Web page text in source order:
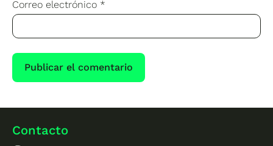
Correo electrónico *
Contacto